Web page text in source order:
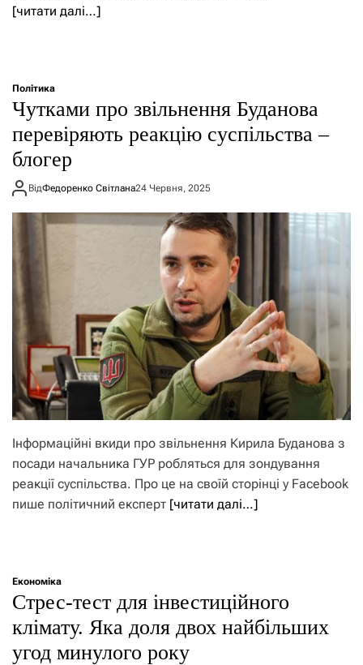
[читати далі…]
Політика
Чутками про звільнення Буданова
перевіряють реакцію суспільства –
блогер
ВідФедоренко Світлана24 Червня, 2025
Інформаційні вкиди про звільнення Кирила Буданова з
посади начальника ГУР робляться для зондування
реакції суспільства. Про це на своїй сторінці у Facebook
пише політичний експерт [читати далі…]
Економіка
Стрес-тест для інвестиційного
клімату. Яка доля двох найбільших
угод минулого року